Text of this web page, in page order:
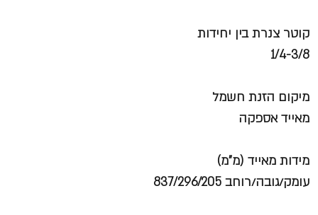
קוטר צנרת בין יחידות
1/4-3/8
מיקום הזנת חשמל
מאייד אספקה
מידות מאייד (מ"מ)
עומק/גובה/רוחב 837/296/205